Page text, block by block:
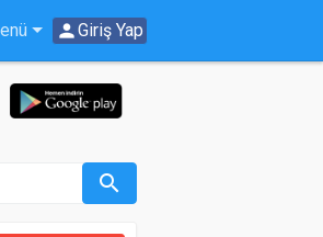
personGiriş Yap
search